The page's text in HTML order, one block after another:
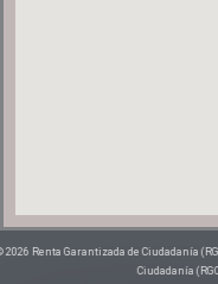
Copyright © 2026 Renta Garantizada